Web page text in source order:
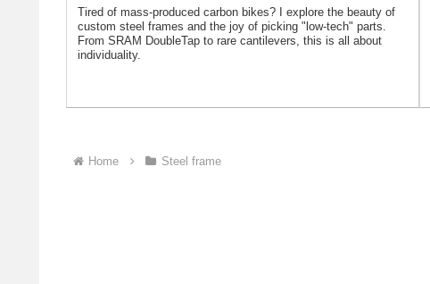
Tired of mass-produced carbon bikes? I explore the beauty of
custom steel frames and the joy of picking "low-tech" parts.
From SRAM DoubleTap to rare cantilevers, this is all about
individuality.
Home Steel frame